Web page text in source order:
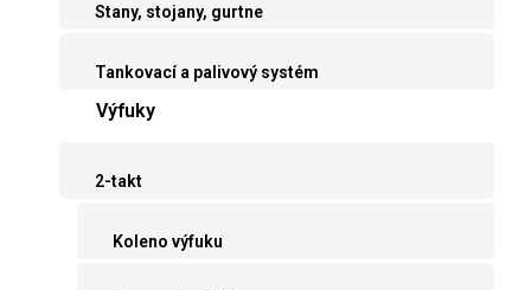
Stany, stojany, gurtne
Tankovací a palivový systém
Výfuky
2-takt
Koleno výfuku